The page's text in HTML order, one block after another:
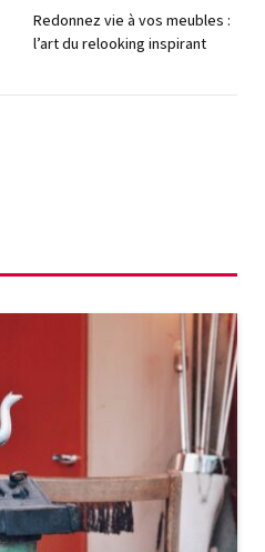
Redonnez vie à vos meubles :
l’art du relooking inspirant